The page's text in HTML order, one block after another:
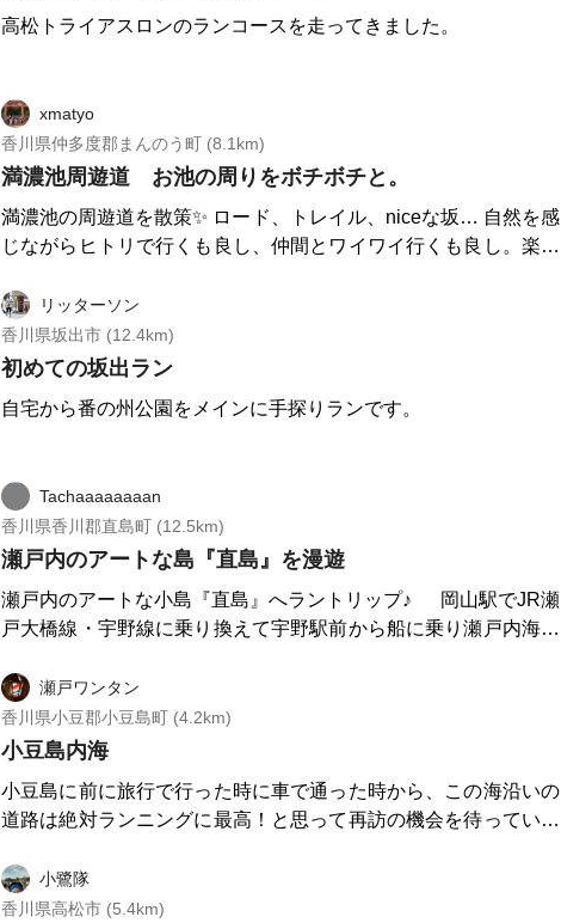
も⁉︎しかし、街灯が少ないところもあるのでお気をつけてくださ
ね！！！！
高松トライアスロンのランコースを走ってきました。
xmatyo
香川県仲多度郡まんのう町 (8.1km)
満濃池周遊道 お池の周りをボチボチと。
満濃池の周遊道を散策✨ ロード、トレイル、niceな坂… 自然を感
じながらヒトリで行くも良し、仲間とワイワイ行くも良し。楽し
タート‼️ 途中、分岐点ありますが看板立っているので、わかりや
すいです。 森の中に入れば涼しげで、走りやすいです。 ただ、
雨のあとは滑りやすくなっているところもあるので、注意が必要
走って汗かいたあとは、近くの“塩入温泉”で整えるのもアリか
リッターソン
香川県坂出市 (12.4km)
初めての坂出ラン
自宅から番の州公園をメインに手探りランです。
Tachaaaaaaaan
香川県香川郡直島町 (12.5km)
瀬戸内のアートな島『直島』を漫遊
瀬戸内のアートな小島『直島』へラントリップ♪ 岡山駅でJR瀬
戸大橋線・宇野線に乗り換えて宇野駅前から船に乗り瀬戸内海の
ートの島。 地中海美術館やベネッセハウススタジアムなど有
料の施設もありますのでそちらも含めれば写真に載せたの以上の
アート作品に会えます。 また、宇野駅周辺にもいくつかオブジェ
宇野駅の裏の山にある『天空の鳥居』から見た直島方面です。
瀬戸ワンタン
香川県小豆郡小豆島町 (4.2km)
小豆島内海
小豆島に前に旅行で行った時に車で通った時から、この海沿いの
道路は絶対ランニングに最高！と思って再訪の機会を待っていま
首尾よく早朝ランへ。天候にも恵まれ山も海も絶景、鬼ヶ崎でパ
ノラマも撮影。ランニング後は道中の喫茶店茶囲夢さんで絶景モ
小鷺隊
香川県高松市 (5.4km)